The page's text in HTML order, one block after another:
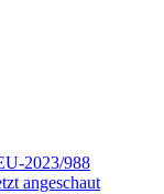
2023/988
angeschaut